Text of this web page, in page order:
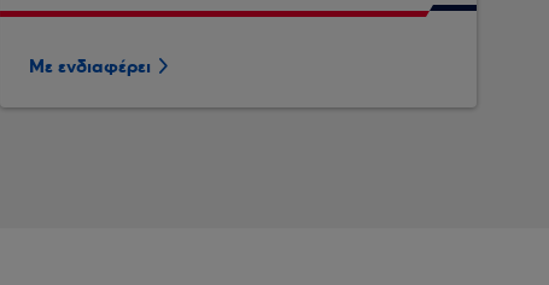
Με ενδιαφέρει